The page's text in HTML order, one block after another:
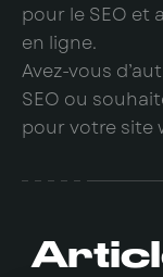
pour le SEO et
en ligne.
Avez-vous
SEO ou
pour votre site